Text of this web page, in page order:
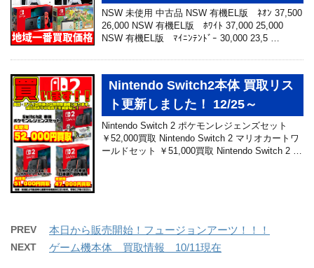
NSW 未使用 中古品 NSW 有機EL版 ﾈｵﾝ 37,500
26,000 NSW 有機EL版 ﾎﾜｲﾄ 37,000 25,000
NSW 有機EL版 ﾏｲﾆﾝﾃﾝﾄﾞｰ 30,000 23,5 …
Nintendo Switch2本体 買取リス
ト更新しました！ 12/25～
Nintendo Switch 2 ポケモンレジェンズセット
￥52,000買取 Nintendo Switch 2 マリオカートワ
ールドセット ￥51,000買取 Nintendo Switch 2 …
PREV 本日から販売開始！フュージョンアーツ！！！
NEXT ゲーム機本体 買取情報 10/11現在